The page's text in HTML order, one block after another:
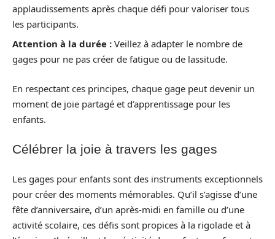
applaudissements après chaque défi pour valoriser tous
les participants.
Attention à la durée : Veillez à adapter le nombre de
gages pour ne pas créer de fatigue ou de lassitude.
En respectant ces principes, chaque gage peut devenir un
moment de joie partagé et d’apprentissage pour les
enfants.
Célébrer la joie à travers les gages
Les gages pour enfants sont des instruments exceptionnels
pour créer des moments mémorables. Qu’il s’agisse d’une
fête d’anniversaire, d’un après-midi en famille ou d’une
activité scolaire, ces défis sont propices à la rigolade et à